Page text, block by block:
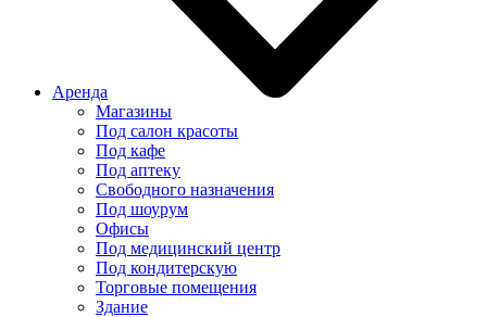
Аренда
Магазины
Под салон красоты
Под кафе
Под аптеку
Свободного назначения
Под шоурум
Офисы
Под медицинский центр
Под кондитерскую
Торговые помещения
Здание